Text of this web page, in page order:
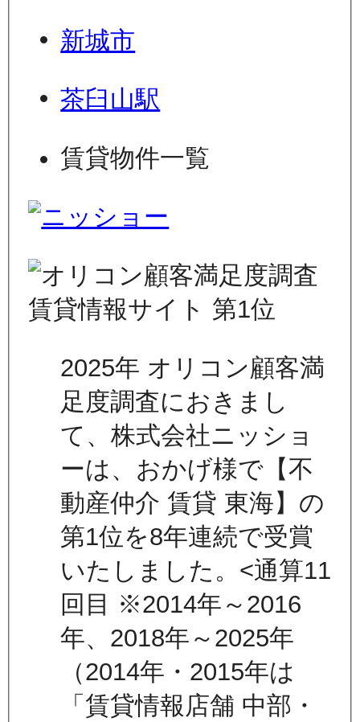
新城市
茶臼山駅
賃貸物件一覧
2025年 オリコン顧客満
足度調査におきまし
て、株式会社ニッショ
ーは、おかげ様で【不
動産仲介 賃貸 東海】の
第1位を8年連続で受賞
いたしました。<通算11
回目 ※2014年～2016
年、2018年～2025年
（2014年・2015年は
「賃貸情報店舗 中部・